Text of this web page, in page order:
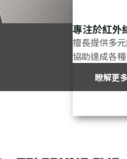
專注於紅外
擅長提供多
協助達成各
瞭解更